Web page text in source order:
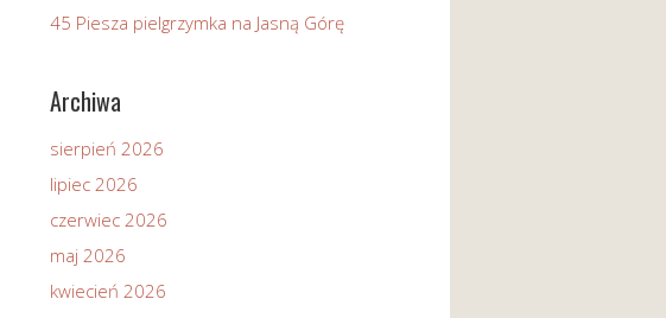
45 Piesza pielgrzymka na Jasną Górę
Archiwa
sierpień 2026
lipiec 2026
czerwiec 2026
maj 2026
kwiecień 2026